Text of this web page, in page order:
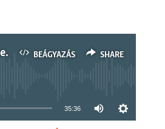
BEÁGYAZÁS SHARE
Trump beiktatása: Amerika új korszaka kezdődik
35:36